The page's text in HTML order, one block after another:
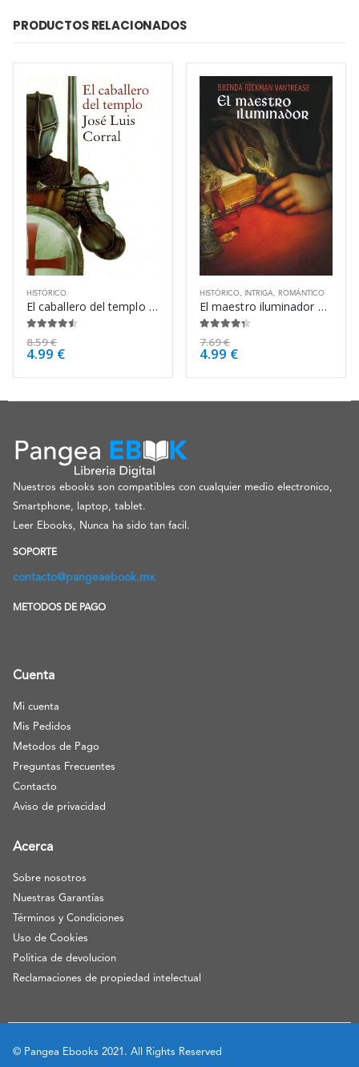
PRODUCTOS RELACIONADOS
HISTÓRICO
El caballero del templo – José Luis Corral
8.59€
4.99 €
HISTÓRICO INTRIGA ROMÁNTICO
El maestro iluminador – Brenda Rickman Vantrease
7.69€
4.99 €
Nuestros ebooks son compatibles con cualquier medio electronico,
Smartphone, laptop, tablet.
Leer Ebooks, Nunca ha sido tan facil.
SOPORTE
contacto@pangeaebook.mx
METODOS DE PAGO
Cuenta
Mi cuenta
Mis Pedidos
Metodos de Pago
Preguntas Frecuentes
Contacto
Aviso de privacidad
Acerca
Sobre nosotros
Nuestras Garantías
Términos y Condiciones
Uso de Cookies
Politica de devolucion
Reclamaciones de propiedad intelectual
© Pangea Ebooks 2021. All Rights Reserved